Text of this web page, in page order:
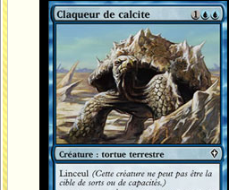
Claqueur de calcite